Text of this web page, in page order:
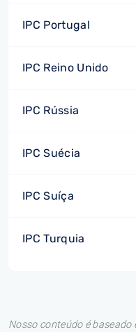
IPC Portugal
IPC Reino Unido
IPC Rússia
IPC Suécia
IPC Suíça
IPC Turquia
Nosso conteúdo é